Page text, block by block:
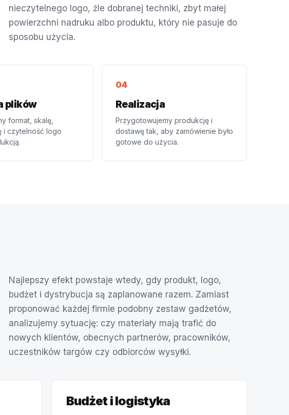
nieczytelnego logo, źle dobranej techniki, zbyt małej
powierzchni nadruku albo produktu, który nie pasuje do
sposobu użycia.
plików
format, skalę,
i czytelność logo
Realizacja
Przygotowujemy produkcję i
dostawę tak, aby zamówienie było
gotowe do użycia.
Najlepszy efekt powstaje wtedy, gdy produkt, logo,
budżet i dystrybucja są zaplanowane razem. Zamiast
proponować każdej firmie podobny zestaw gadżetów,
analizujemy sytuację: czy materiały mają trafić do
nowych klientów, obecnych partnerów, pracowników,
uczestników targów czy odbiorców wysyłki.
Budżet i logistyka